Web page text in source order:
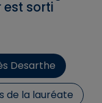
est sorti
Desarthe
de la lauréate